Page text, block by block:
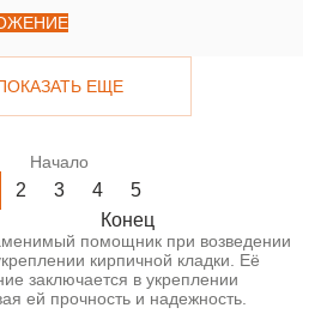
ЕЩЕ
Начало
2 3 4
5
Конец
помощник при возведении
кирпичной кладки. Её
заключается в укреплении
ей прочность и надежность.